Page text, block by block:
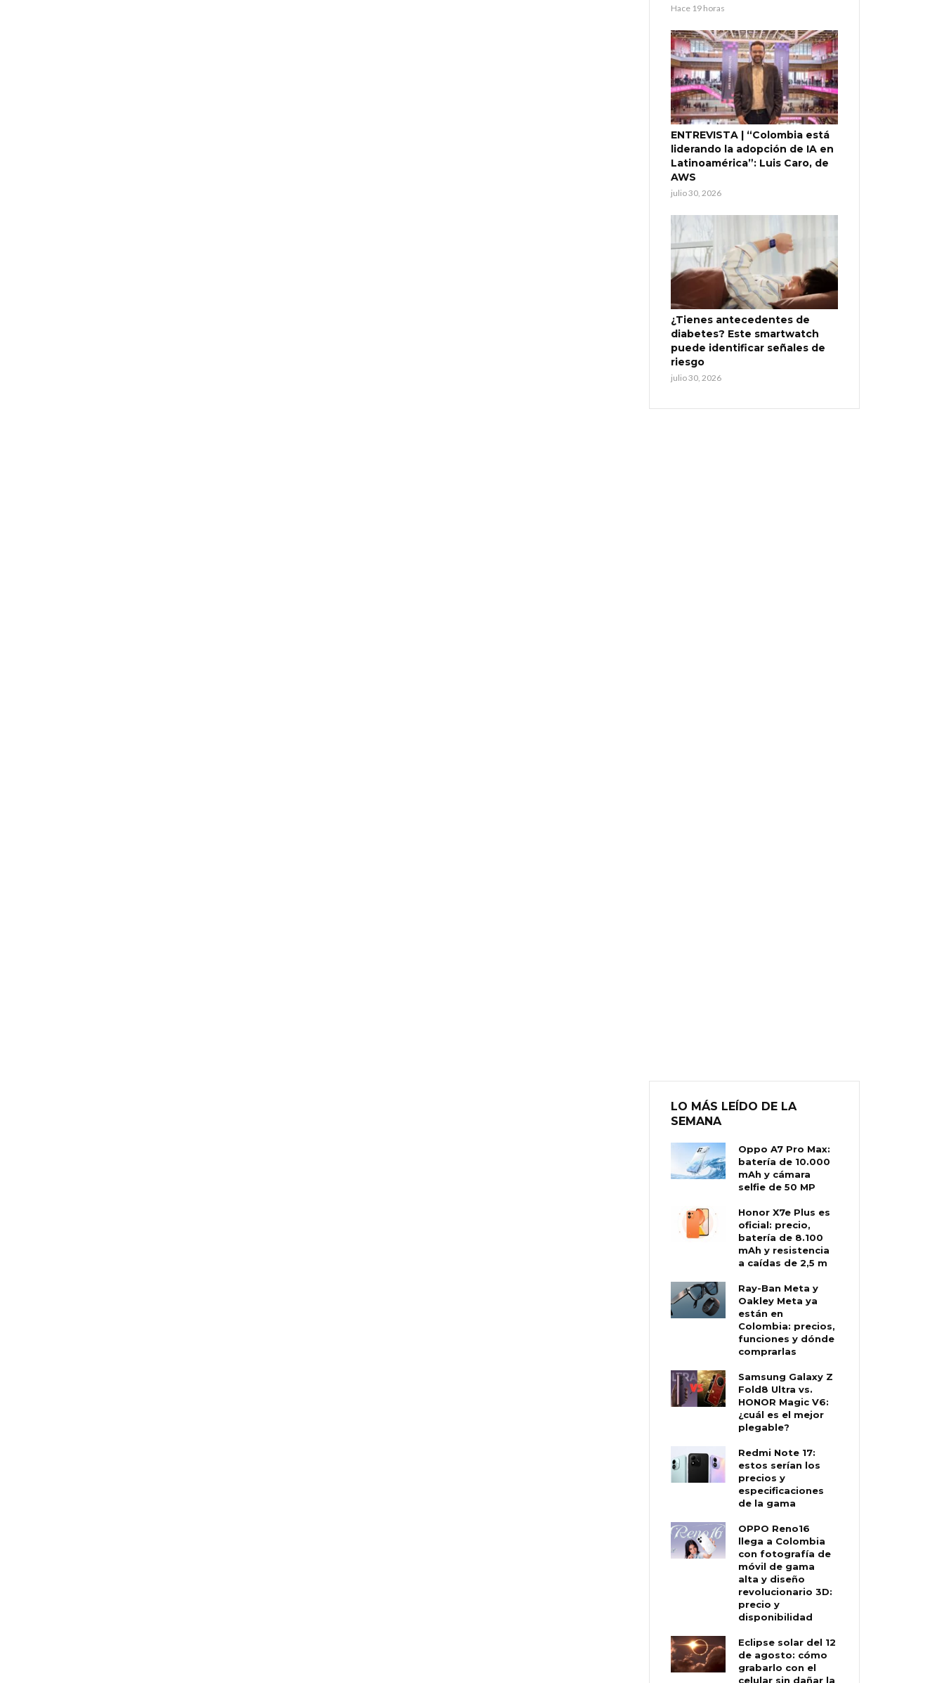
Hace 19 horas
ENTREVISTA | “Colombia está
liderando la adopción de IA en
Latinoamérica”: Luis Caro, de
AWS
julio 30, 2026
¿Tienes antecedentes de
diabetes? Este smartwatch
puede identificar señales de
riesgo
julio 30, 2026
LO MÁS LEÍDO DE LA
SEMANA
Oppo A7 Pro Max:
batería de 10.000
mAh y cámara
selfie de 50 MP
Honor X7e Plus es
oficial: precio,
batería de 8.100
mAh y resistencia
a caídas de 2,5 m
Ray-Ban Meta y
Oakley Meta ya
están en
Colombia: precios,
funciones y dónde
comprarlas
Samsung Galaxy Z
Fold8 Ultra vs.
HONOR Magic V6:
¿cuál es el mejor
plegable?
Redmi Note 17:
estos serían los
precios y
especificaciones
de la gama
OPPO Reno16
llega a Colombia
con fotografía de
móvil de gama
alta y diseño
revolucionario 3D:
precio y
disponibilidad
Eclipse solar del 12
de agosto: cómo
grabarlo con el
celular sin dañar la